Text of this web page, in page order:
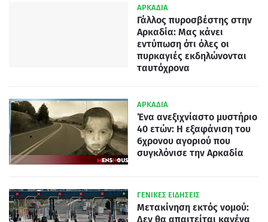
ΑΡΚΑΔΙΑ
Γάλλος πυροσβέστης στην
Αρκαδία: Μας κάνει
εντύπωση ότι όλες οι
πυρκαγιές εκδηλώνονται
ταυτόχρονα
ΑΡΚΑΔΙΑ
Ένα ανεξιχνίαστο μυστήριο
40 ετών: Η εξαφάνιση του
6χρονου αγοριού που
συγκλόνισε την Αρκαδία
ΓΕΝΙΚΕΣ ΕΙΔΗΣΕΙΣ
Μετακίνηση εκτός νομού:
Δεν θα απαιτείται κανένα